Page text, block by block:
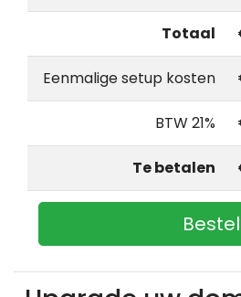
Totaal
Eenmalige setup kosten
BTW 21%
Te betalen